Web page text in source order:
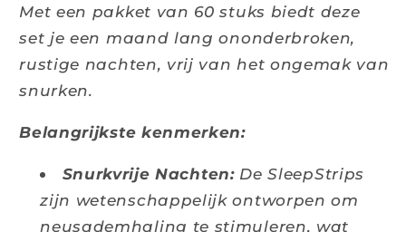
Met een pakket van 60 stuks biedt deze
set je een maand lang ononderbroken,
rustige nachten, vrij van het ongemak van
snurken.
Belangrijkste kenmerken:
Snurkvrije Nachten:De SleepStrips
zijn wetenschappelijk ontworpen om
neusademhaling te stimuleren, wat